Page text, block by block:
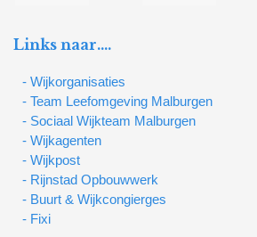
Links naar….
- Wijkorganisaties
- Team Leefomgeving Malburgen
- Sociaal Wijkteam Malburgen
- Wijkagenten
- Wijkpost
- Rijnstad Opbouwwerk
- Buurt & Wijkcongierges
- Fixi